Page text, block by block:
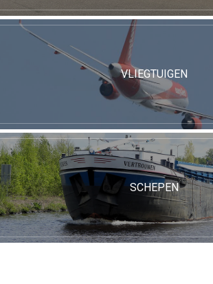
VLIEGTUIGEN
SCHEPEN